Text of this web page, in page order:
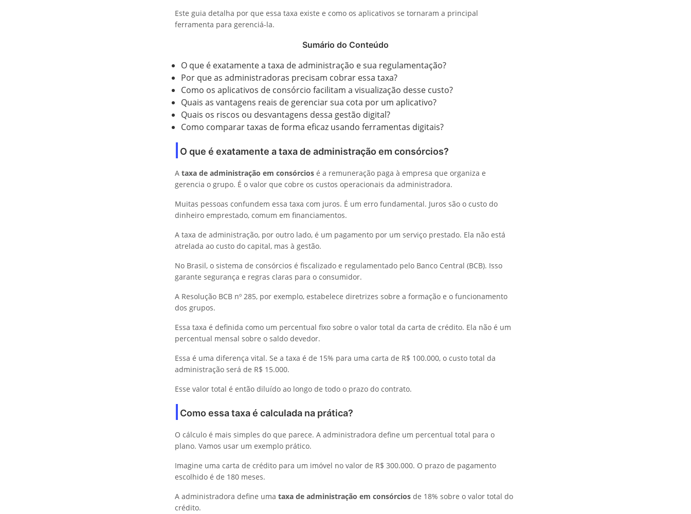
Este guia detalha por que essa taxa existe e como os aplicativos se tornaram a principal
ferramenta para gerenciá-la.
Sumário do Conteúdo
O que é exatamente a taxa de administração e sua regulamentação?
Por que as administradoras precisam cobrar essa taxa?
Como os aplicativos de consórcio facilitam a visualização desse custo?
Quais as vantagens reais de gerenciar sua cota por um aplicativo?
Quais os riscos ou desvantagens dessa gestão digital?
Como comparar taxas de forma eficaz usando ferramentas digitais?
O que é exatamente a taxa de administração em consórcios?
A taxa de administração em consórcios é a remuneração paga à empresa que organiza e
gerencia o grupo. É o valor que cobre os custos operacionais da administradora.
Muitas pessoas confundem essa taxa com juros. É um erro fundamental. Juros são o custo do
dinheiro emprestado, comum em financiamentos.
A taxa de administração, por outro lado, é um pagamento por um serviço prestado. Ela não está
atrelada ao custo do capital, mas à gestão.
No Brasil, o sistema de consórcios é fiscalizado e regulamentado pelo Banco Central (BCB). Isso
garante segurança e regras claras para o consumidor.
A Resolução BCB nº 285, por exemplo, estabelece diretrizes sobre a formação e o funcionamento
dos grupos.
Essa taxa é definida como um percentual fixo sobre o valor total da carta de crédito. Ela não é um
percentual mensal sobre o saldo devedor.
Essa é uma diferença vital. Se a taxa é de 15% para uma carta de R$ 100.000, o custo total da
administração será de R$ 15.000.
Esse valor total é então diluído ao longo de todo o prazo do contrato.
Como essa taxa é calculada na prática?
O cálculo é mais simples do que parece. A administradora define um percentual total para o
plano. Vamos usar um exemplo prático.
Imagine uma carta de crédito para um imóvel no valor de R$ 300.000. O prazo de pagamento
escolhido é de 180 meses.
A administradora define uma taxa de administração em consórcios de 18% sobre o valor total do
crédito.